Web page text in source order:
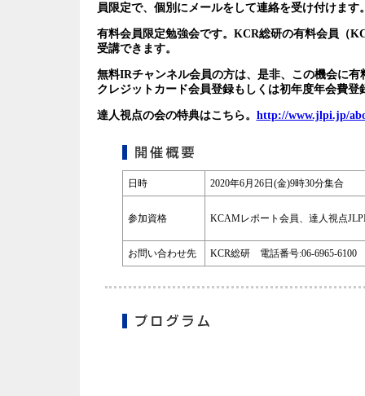
員限定で、個別にメールをして連絡を受け付けます
有料会員限定勉強会です。KCR総研の有料会員（
受講できます。
無料IRチャンネル会員の方は、是非、この機会に
クレジットカード会員登録もしくは初年度年会費
達人視点の会の特典はこちら。 http://www.jlpi.jp/
日時 2020年6月26日(金)9時30分集合
参加資格 KCAMレポート会員、達人視点
お問い合わせ先 KCR総研 電話番号:06-6965-6100